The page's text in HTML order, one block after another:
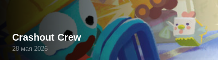
Crashout Crew
28 мая 2026